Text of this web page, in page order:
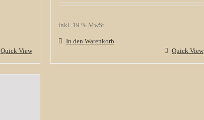
Quick View
inkl. 19 % MwSt.
In den Warenkorb
Quick View